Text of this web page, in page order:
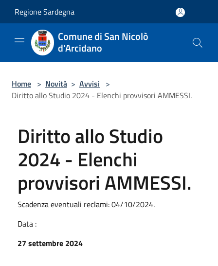
Regione Sardegna
Comune di San Nicolò
d'Arcidano
Home > Novità > Avvisi >
Diritto allo Studio 2024 - Elenchi provvisori AMMESSI.
Diritto allo Studio
2024 - Elenchi
provvisori AMMESSI.
Scadenza eventuali reclami: 04/10/2024.
Data :
27 settembre 2024